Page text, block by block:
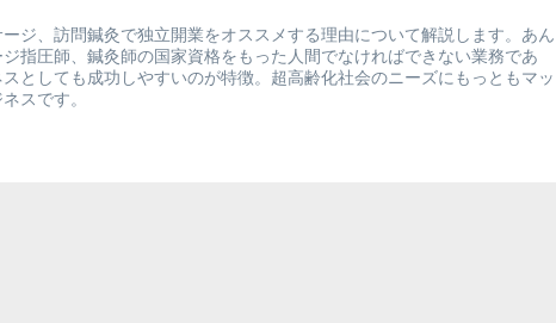
ジ、訪問鍼灸で独立開業をオススメする理由について解説します。あん
指圧師、鍼灸師の国家資格をもった人間でなければできない業務であ
スとしても成功しやすいのが特徴。超高齢化社会のニーズにもっともマッ
スです。